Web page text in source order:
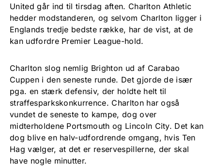
United går ind til tirsdag aften. Charlton Athletic
hedder modstanderen, og selvom Charlton ligger i
Englands tredje bedste række, har de vist, at de
kan udfordre Premier League-hold.
Charlton slog nemlig Brighton ud af Carabao
Cuppen i den seneste runde. Det gjorde de især
pga. en stærk defensiv, der holdte helt til
straffesparkskonkurrence. Charlton har også
vundet de seneste to kampe, dog over
midterholdene Portsmouth og Lincoln City. Det kan
dog blive en halv-udfordrende omgang, hvis Ten
Hag vælger, at det er reservespillerne, der skal
have nogle minutter.